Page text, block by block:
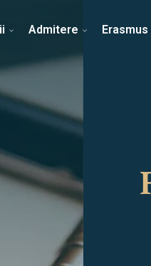
Știri
Admitere